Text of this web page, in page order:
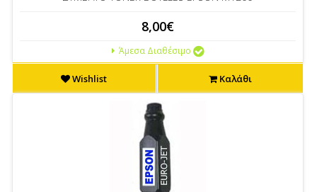
8,00€
Άμεσα Διαθέσιμο
Wishlist Καλάθι